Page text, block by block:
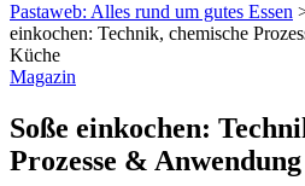
Pastaweb: Alles rund um gutes Essen
einkochen: Technik, chemische
Küche
Magazin
Soße einkochen:
Prozesse &